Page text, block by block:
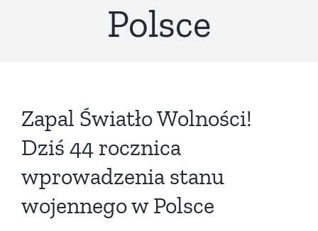
Polsce
Zapal Światło Wolności!
Dziś 44 rocznica
wprowadzenia stanu
wojennego w Polsce